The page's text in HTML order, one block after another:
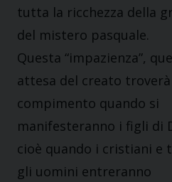
tutta la ricchezza della
del mistero pasquale.
Questa “impazienza”,
attesa del creato troverà
compimento quando si
manifesteranno i figli di
cioè quando i cristiani e
gli uomini entreranno